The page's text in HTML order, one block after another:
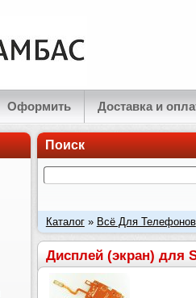
Оформить Доставка и
Поиск
Каталог» Всё Для Телефонов
совместимый
Дисплей (экран) для